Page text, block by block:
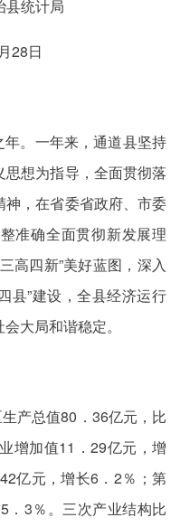
县统计局
28日
年。一年来，通道县坚持
想为指导，全面贯彻落
，在省委省政府、市委
准确全面贯彻新发展理
高四新”美好蓝图，深入
县”建设，全县经济运行
大局和谐稳定。
产总值80．36亿元，比
增加值11．29亿元，增
亿元，增长6．2％；第
．3％。三次产业结构比